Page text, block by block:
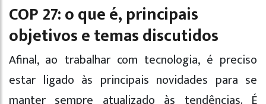
COP 27: o que é, principais
objetivos e temas discutidos
Afinal, ao trabalhar com tecnologia, é preciso
estar ligado às principais novidades para se